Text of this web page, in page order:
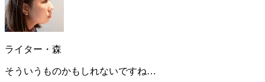
ライター・森
そういうものかもしれないですね…